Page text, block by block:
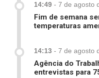
14:49 - 7 de agosto
Fim de semana
temperaturas
14:13 - 7 de agosto
Agência do
entrevistas para